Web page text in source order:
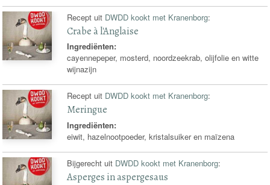
Recept uit DWDD kookt met Kranenborg:
Crabe à l'Anglaise
Ingrediënten:
cayennepeper, mosterd, noordzeekrab, olijfolie en witte
wijnazijn
Recept uit DWDD kookt met Kranenborg:
Meringue
Ingrediënten:
eiwit, hazelnootpoeder, kristalsuiker en maïzena
Bijgerecht uit DWDD kookt met Kranenborg:
Asperges in aspergesaus